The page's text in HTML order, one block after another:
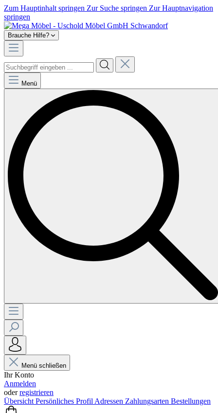
Zum Hauptinhalt springen Zur Suche springen Zur Hauptnavigation
springen
Brauche Hilfe?
Menü
Menü schließen
Ihr Konto
Anmelden
oderregistrieren
Übersicht Persönliches Profil Adressen Zahlungsarten Bestellungen